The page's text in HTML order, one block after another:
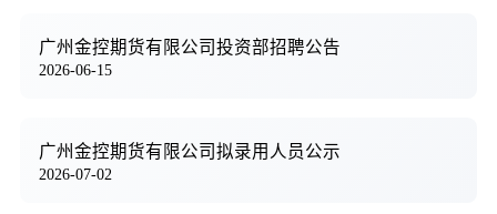
广州金控期货有限公司投资部招聘公告
2026-06-15
广州金控期货有限公司拟录用人员公示
2026-07-02